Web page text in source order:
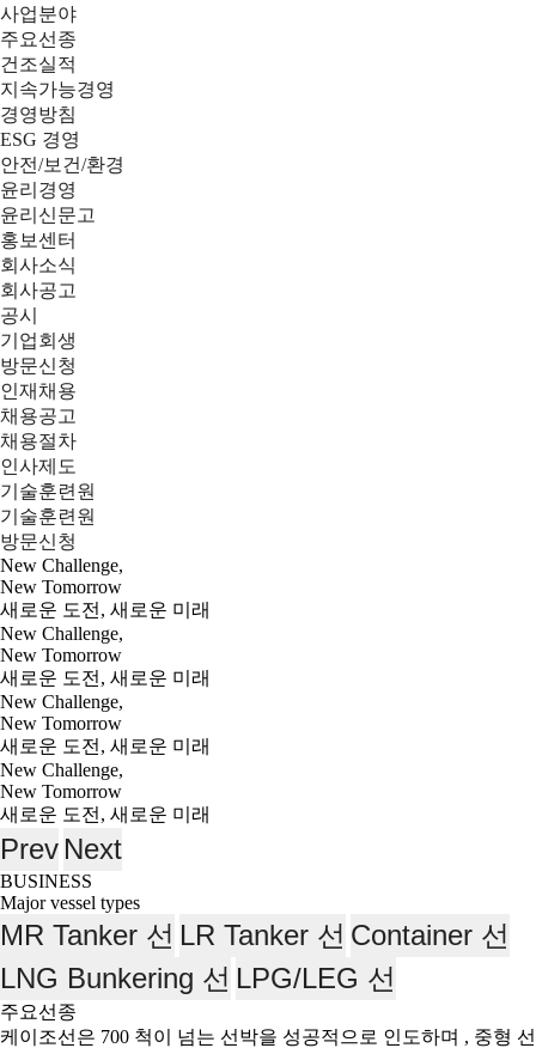
사업분야
주요선종
건조실적
지속가능경영
경영방침
ESG 경영
안전/보건/환경
윤리경영
윤리신문고
홍보센터
회사소식
회사공고
공시
기업회생
방문신청
인재채용
채용공고
채용절차
인사제도
기술훈련원
기술훈련원
방문신청
New Challenge,
New Tomorrow
새로운 도전, 새로운 미래
New Challenge,
New Tomorrow
새로운 도전, 새로운 미래
New Challenge,
New Tomorrow
새로운 도전, 새로운 미래
New Challenge,
New Tomorrow
새로운 도전, 새로운 미래
Prev Next
BUSINESS
Major vessel types
MR Tanker 선 LR Tanker 선 Container 선
LNG Bunkering 선 LPG/LEG 선
주요선종
케이조선은 700 척이 넘는 선박을 성공적으로 인도하며 , 중형 선